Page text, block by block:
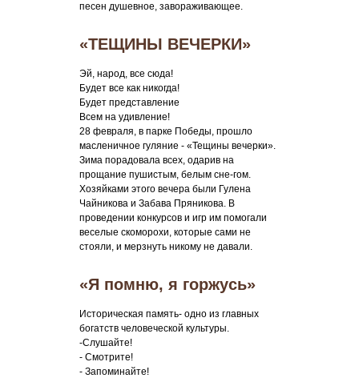
песен душевное, завораживающее.
«ТЕЩИНЫ ВЕЧЕРКИ»
Эй, народ, все сюда!
Будет все как никогда!
Будет представление
Всем на удивление!
28 февраля, в парке Победы, прошло
масленичное гуляние - «Тещины вечерки».
Зима порадовала всех, одарив на
прощание пушистым, белым сне-гом.
Хозяйками этого вечера были Гулена
Чайникова и Забава Пряникова. В
проведении конкурсов и игр им помогали
веселые скоморохи, которые сами не
стояли, и мерзнуть никому не давали.
«Я помню, я горжусь»
Историческая память- одно из главных
богатств человеческой культуры.
-Слушайте!
- Смотрите!
- Запоминайте!